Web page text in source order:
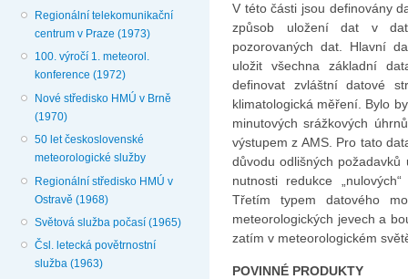
Regionální telekomunikační
centrum v Praze (1973)
100. výročí 1. meteorol.
konference (1972)
Nové středisko HMÚ v Brně
(1970)
50 let československé
meteorologické služby
Regionální středisko HMÚ v
Ostravě (1968)
Světová služba počasí (1965)
Čsl. letecká povětrnostní
služba (1963)
V této části jsou definovány
způsob uložení dat v
pozorovaných dat. Hlavní
uložit všechna základní
definovat zvláštní datové
klimatologická měření. Bylo
minutových srážkových
výstupem z AMS. Pro tato
důvodu odlišných
nutnosti redukce
Třetím typem datového
meteorologických jevech a
zatím v meteorologickém
POVINNÉ PRODUKTY